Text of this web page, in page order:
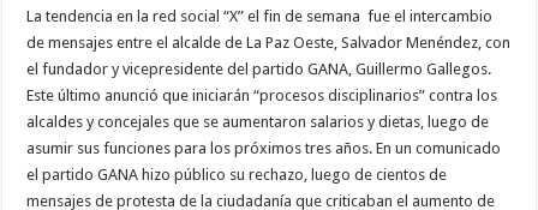
La tendencia en la red social “X” el fin de semana fue el intercambio
de mensajes entre el alcalde de La Paz Oeste, Salvador Menéndez, con
el fundador y vicepresidente del partido GANA, Guillermo Gallegos.
Este último anunció que iniciarán “procesos disciplinarios” contra los
alcaldes y concejales que se aumentaron salarios y dietas, luego de
asumir sus funciones para los próximos tres años. En un comunicado
el partido GANA hizo público su rechazo, luego de cientos de
mensajes de protesta de la ciudadanía que criticaban el aumento de